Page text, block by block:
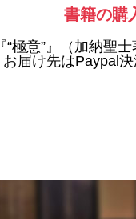
書籍の購
『“極意”』（加納聖
お届け先はPaypal